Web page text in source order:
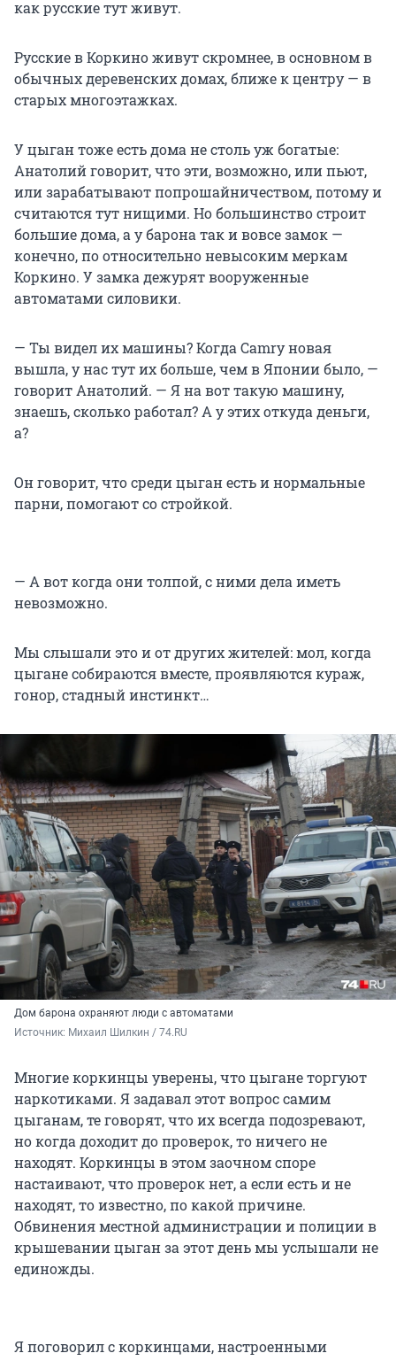
как русские тут живут.
Русские в Коркино живут скромнее, в основном в
обычных деревенских домах, ближе к центру — в
старых многоэтажках.
У цыган тоже есть дома не столь уж богатые:
Анатолий говорит, что эти, возможно, или пьют,
или зарабатывают попрошайничеством, потому и
считаются тут нищими. Но большинство строит
большие дома, а у барона так и вовсе замок —
конечно, по относительно невысоким меркам
Коркино. У замка дежурят вооруженные
автоматами силовики.
— Ты видел их машины? Когда Camry новая
вышла, у нас тут их больше, чем в Японии было, —
говорит Анатолий. — Я на вот такую машину,
знаешь, сколько работал? А у этих откуда деньги,
а?
Он говорит, что среди цыган есть и нормальные
парни, помогают со стройкой.
— А вот когда они толпой, с ними дела иметь
невозможно.
Мы слышали это и от других жителей: мол, когда
цыгане собираются вместе, проявляются кураж,
гонор, стадный инстинкт…
Дом барона охраняют люди с автоматами
Источник: Михаил Шилкин / 74.RU
Многие коркинцы уверены, что цыгане торгуют
наркотиками. Я задавал этот вопрос самим
цыганам, те говорят, что их всегда подозревают,
но когда доходит до проверок, то ничего не
находят. Коркинцы в этом заочном споре
настаивают, что проверок нет, а если есть и не
находят, то известно, по какой причине.
Обвинения местной администрации и полиции в
крышевании цыган за этот день мы услышали не
единожды.
Я поговорил с коркинцами, настроенными